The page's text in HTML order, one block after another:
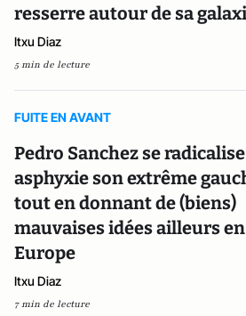
resserre autour de sa
Itxu Diaz
5 min de lecture
FUITE EN AVANT
Pedro Sanchez se
asphyxie son extrême
tout en donnant de (biens)
mauvaises idées ailleurs en
Europe
Itxu Diaz
7 min de lecture